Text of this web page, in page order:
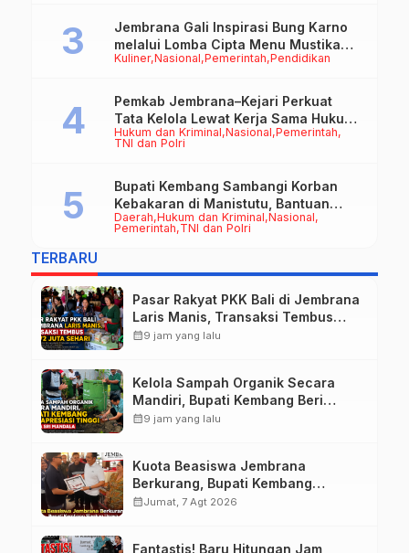
Kuliner Nasional Pemerintah Pendidikan
Jembrana Gali Inspirasi Bung Karno
melalui Lomba Cipta Menu Mustika
Rasa
Hukum dan Kriminal Nasional Pemerintah
TNI dan Polri
Pemkab Jembrana–Kejari Perkuat
Tata Kelola Lewat Kerja Sama Hukum
Datun
Daerah Hukum dan Kriminal Nasional
Pemerintah TNI dan Polri
Bupati Kembang Sambangi Korban
Kebakaran di Manistutu, Bantuan
Disalurkan untuk Ringankan Beban
TERBARU
Pasar Rakyat PKK Bali di Jembrana
Laris Manis, Transaksi Tembus
Rp.672 Juta Sehari
calendar_month9 jam yang lalu
Kelola Sampah Organik Secara
Mandiri, Bupati Kembang Beri
Apresiasi Tinggi Warga Sri
calendar_month9 jam yang lalu
Kuota Beasiswa Jembrana
Berkurang, Bupati Kembang
Siapkan Upaya Penambahan di
calendar_monthJumat, 7 Agt 2026
Fantastis! Baru Hitungan Jam,